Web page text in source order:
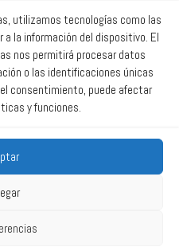
utilizamos tecnologías como las
la información del dispositivo. El
nos permitirá procesar datos
o las identificaciones únicas
consentimiento, puede afectar
y funciones.
Información